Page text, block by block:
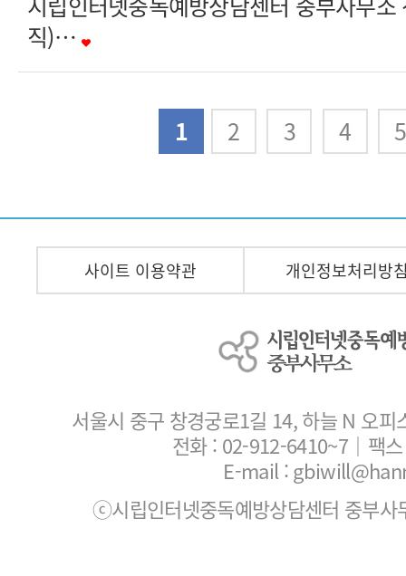
직)…
1 2 3 4 5
사이트 이용약관 개인정보처리방
서울시 중구 창경궁로1길 14, 하늘 N 오
전화 : 02-912-6410~7 ｜팩
E-mail :
ⓒ시립인터넷중독예방상담센터 중부